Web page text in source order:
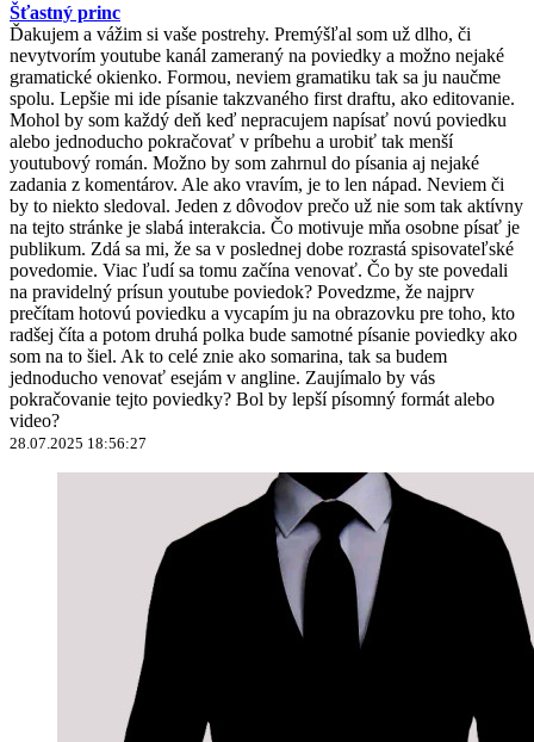
Šťastný princ
Ďakujem a vážim si vaše postrehy. Premýšľal som už dlho, či
nevytvorím youtube kanál zameraný na poviedky a možno nejaké
gramatické okienko. Formou, neviem gramatiku tak sa ju naučme
spolu. Lepšie mi ide písanie takzvaného first draftu, ako editovanie.
Mohol by som každý deň keď nepracujem napísať novú poviedku
alebo jednoducho pokračovať v príbehu a urobiť tak menší
youtubový román. Možno by som zahrnul do písania aj nejaké
zadania z komentárov. Ale ako vravím, je to len nápad. Neviem či
by to niekto sledoval. Jeden z dôvodov prečo už nie som tak aktívny
na tejto stránke je slabá interakcia. Čo motivuje mňa osobne písať je
publikum. Zdá sa mi, že sa v poslednej dobe rozrastá spisovateľské
povedomie. Viac ľudí sa tomu začína venovať. Čo by ste povedali
na pravidelný prísun youtube poviedok? Povedzme, že najprv
prečítam hotovú poviedku a vycapím ju na obrazovku pre toho, kto
radšej číta a potom druhá polka bude samotné písanie poviedky ako
som na to šiel. Ak to celé znie ako somarina, tak sa budem
jednoducho venovať esejám v angline. Zaujímalo by vás
pokračovanie tejto poviedky? Bol by lepší písomný formát alebo
video?
28.07.2025 18:56:27